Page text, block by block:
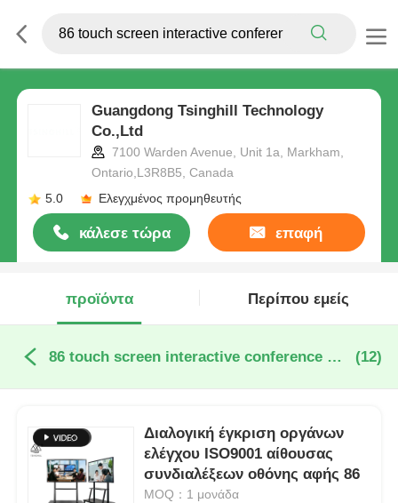
Guangdong Tsinghill Technology
Co.,Ltd
7100 Warden Avenue, Unit 1a, Markham,
Ontario,L3R8B5, Canada
5.0
Ελεγχμένος προμηθευτής
κάλεσε τώρα επαφή
προϊόντα Περίπου εμείς
86 touch screen interactive conference room διαδικτυακή κατασκευή (12)
Διαλογική έγκριση οργάνων
ελέγχου ISO9001 αίθουσας
συνδιαλέξεων οθόνης αφής 86
MOQ：1 μονάδα